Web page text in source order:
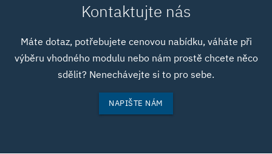
Kontaktujte nás
Máte dotaz, potřebujete cenovou nabídku, váháte při
výběru vhodného modulu nebo nám prostě chcete něco
sdělit? Nenechávejte si to pro sebe.
NAPIŠTE NÁM